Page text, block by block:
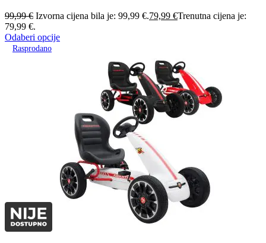
99,99€ Izvorna cijena bila je: 99,99 €.79,99 €Trenutna cijena je:
79,99 €.
Odaberi opcije
Rasprodano